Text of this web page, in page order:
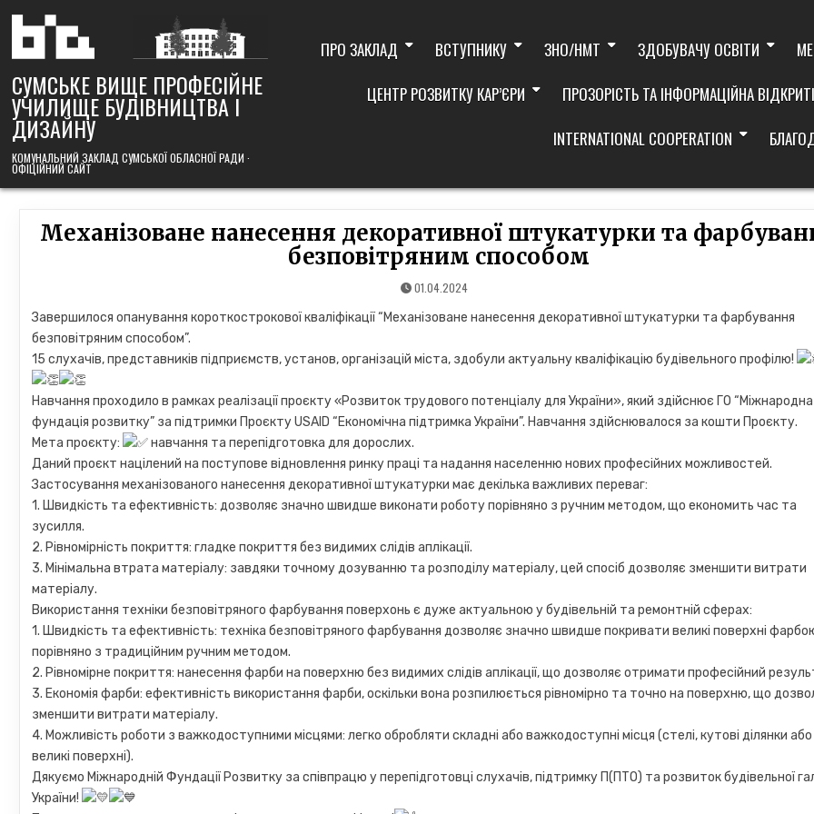
content
СУМСЬКЕ ВИЩЕ ПРОФЕСІЙНЕ
УЧИЛИЩЕ БУДІВНИЦТВА І
ДИЗАЙНУ
КОМУНАЛЬНИЙ ЗАКЛАД СУМСЬКОЇ ОБЛАСНОЇ РАДИ ·
ОФІЦІЙНИЙ САЙТ
ПРО ЗАКЛАД ВСТУПНИКУ ЗНО/НМТ ЗДОБУВАЧУ ОСВІТИ
ЦЕНТР РОЗВИТКУ КАР’ЄРИ
ПРОЗОРІСТЬ ТА ІНФОРМАЦІЙНА
INTERNATIONAL COOPERATION
Механізоване нанесення декоративної штукатурки та
безповітряним способом
01.04.2024
Завершилося опанування короткострокової кваліфікації “Механізоване нанесення декоративної штукатурки та фарбування
безповітряним способом”.
15 слухачів, представників підприємств, установ, організацій міста, здобули актуальну кваліфікацію будівельного профілю!
Навчання проходило в рамках реалізації проєкту «Розвиток трудового потенціалу для України», який здійснює ГО “Міжнародна
фундація розвитку” за підтримки Проєкту USAID “Економічна підтримка України”. Навчання здійснювалося за кошти Проєкту.
Мета проєкту:
навчання та перепідготовка для дорослих.
Даний проєкт націлений на поступове відновлення ринку праці та надання населенню нових професійних можливостей.
Застосування механізованого нанесення декоративної штукатурки має декілька важливих переваг:
1. Швидкість та ефективність: дозволяє значно швидше виконати роботу порівняно з ручним методом, що економить час та
зусилля.
2. Рівномірність покриття: гладке покриття без видимих слідів аплікації.
3. Мінімальна втрата матеріалу: завдяки точному дозуванню та розподілу матеріалу, цей спосіб дозволяє зменшити витрати
матеріалу.
Використання техніки безповітряного фарбування поверхонь є дуже актуальною у будівельній та ремонтній сферах:
1. Швидкість та ефективність: техніка безповітряного фарбування дозволяє значно швидше покривати великі поверхні
порівняно з традиційним ручним методом.
2. Рівномірне покриття: нанесення фарби на поверхню без видимих слідів аплікації, що дозволяє отримати професійний
3. Економія фарби: ефективність використання фарби, оскільки вона розпилюється рівномірно та точно на поверхню, що
зменшити витрати матеріалу.
4. Можливість роботи з важкодоступними місцями: легко обробляти складні або важкодоступні місця (стелі, кутові ділянки або
великі поверхні).
Дякуємо Міжнародній Фундації Розвитку за співпрацю у перепідготовці слухачів, підтримку П(ПТО) та розвиток будівельної
України!